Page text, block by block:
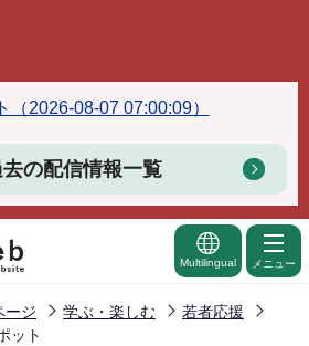
2026-08-07 07:00:09）
の配信情報一覧
Multilingual メニュー
ージ 学ぶ・楽しむ
若者応援
ット